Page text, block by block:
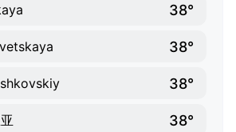
38°
38°
38°
38°